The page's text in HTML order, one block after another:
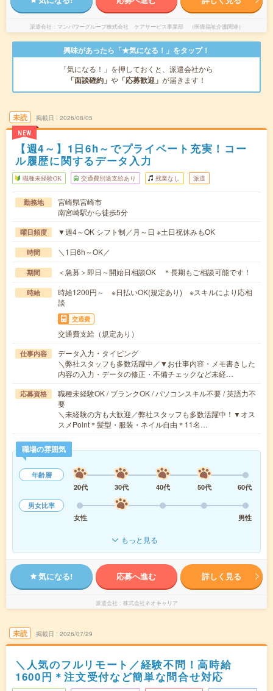
派遣会社 マンパワーグループ株式会社 ケアサービス事業部 （医療福祉介護関連）
興味があったら「★気になる！」をタップ！
「気になる！」を押しておくと、派遣会社から
「面談確約」 や 「応募歓迎」 が届きます！
未読
NEW
掲載日 2026/08/05
【週4～】1日6h～でプライベート充実！コー
ル履歴に関するデータ入力
職種未経験OK 交通費別途支給あり 残業なし 派遣
勤務地
宮崎県宮崎市
南宮崎駅から徒歩5分
曜日頻度 ▼週4～OK シフト制／月～日 ※土日祝休みもOK
時間 ＼1日6h～OK／
期間 ＜急募＞即日～開始日相談OK ＊長期もご相談可能です！
時給
時給1200円～ ※日払いOK(規定あり) ※スキルにより応相
談
交通費
交通費支給（規定あり）
仕事内容
データ入力・タイピング
＼弊社スタッフも多数活躍中／▼お仕事内容・メモ書きした
内容の入力・データの修正・不備チェックなど未経…
応募資格
職種未経験OK / ブランクOK / パソコンスキル不要 / 英語力不
要
＼未経験の方も大歓迎／弊社スタッフも多数活躍中！▼オス
スメPoint＊髪型・服装・ネイル自由＊11名…
職場の雰囲気
年齢層
20代
30代 40代 50代
60代
男女比率
女性
男性
もっと見る
気になる! 応募へ進む 詳しく見る
派遣会社 株式会社ネオキャリア
未読 掲載日 2026/07/29
＼人気のフルリモート／経験不問！高時給
1600円＊注文受付など簡単な問合せ対応